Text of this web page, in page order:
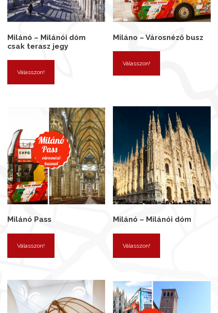
Milánó – Milánói dóm
csak terasz jegy
Válasszon!
Miláno – Városnéző busz
Válasszon!
Milánó Pass
Válasszon!
Milánó – Milánói dóm
Válasszon!